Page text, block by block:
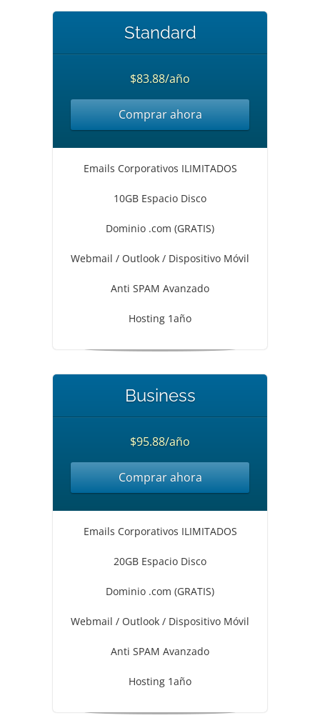
Standard
$83.88/año
Comprar ahora
Emails Corporativos ILIMITADOS
10GB Espacio Disco
Dominio .com (GRATIS)
Webmail / Outlook / Dispositivo Móvil
Anti SPAM Avanzado
Hosting 1año
Business
$95.88/año
Comprar ahora
Emails Corporativos ILIMITADOS
20GB Espacio Disco
Dominio .com (GRATIS)
Webmail / Outlook / Dispositivo Móvil
Anti SPAM Avanzado
Hosting 1año